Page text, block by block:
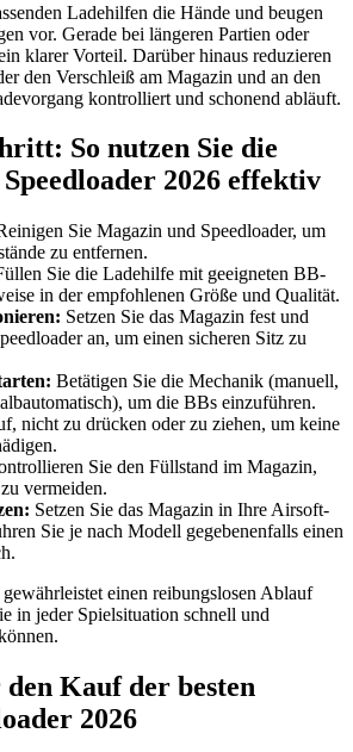
Ladehilfen die Hände und beugen
vor. Gerade bei längeren Partien oder
klarer Vorteil. Darüber hinaus reduzieren
den Verschleiß am Magazin und an den
kontrolliert und schonend abläuft.
So nutzen Sie die
2026 effektiv
Sie Magazin und Speedloader, um
zu entfernen.
Sie die Ladehilfe mit geeigneten BB-
in der empfohlenen Größe und Qualität.
Setzen Sie das Magazin fest und
an, um einen sicheren Sitz zu
Betätigen Sie die Mechanik (manuell,
um die BBs einzuführen.
nicht zu drücken oder zu ziehen, um keine
Sie den Füllstand im Magazin,
vermeiden.
Setzen Sie das Magazin in Ihre Airsoft-
Sie je nach Modell gegebenenfalls einen
einen reibungslosen Ablauf
in jeder Spielsituation schnell und
Kauf der besten
2026